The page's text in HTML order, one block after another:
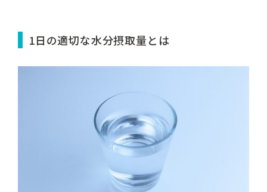
1日の適切な水分摂取量とは